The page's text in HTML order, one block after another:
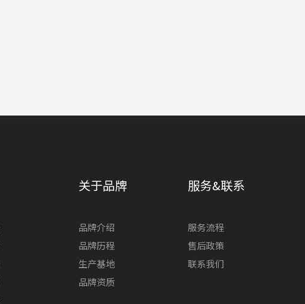
关于品牌
品牌介绍
品牌历程
生产基地
品牌资质
服务&联系
服务流程
售后政策
联系我们